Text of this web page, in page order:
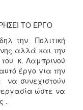
ΤΟ ΕΡΓΟ
την Πολιτική
αλλά και την
κ. Λαμπρινού
έργο για την
να συνεχιστούν
ώστε να
.